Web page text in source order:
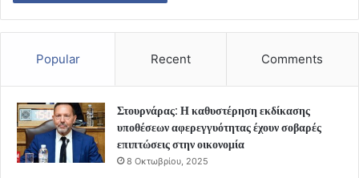
Popular Recent Comments
Στουρνάρας: Η καθυστέρηση εκδίκασης
υποθέσεων αφερεγγυότητας έχουν σοβαρές
επιπτώσεις στην οικονομία
8 Οκτωβρίου, 2025